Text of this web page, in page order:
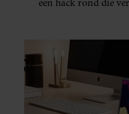
een hack rond die